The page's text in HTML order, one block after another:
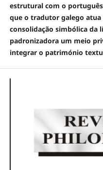
estrutural com o
que o tradutor galego atua
consolidação simbólica da
padronizadora um meio
integrar o património